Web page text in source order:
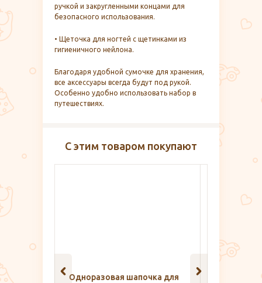
ручкой и закругленными концами для
безопасного использования.
• Щеточка для ногтей с щетинками из
гигиеничного нейлона.
Благодаря удобной сумочке для хранения,
все аксессуары всегда будут под рукой.
Особенно удобно использовать набор в
путешествиях.
С этим товаром покупают
для
Бюстгальтер для кормления
Мыло